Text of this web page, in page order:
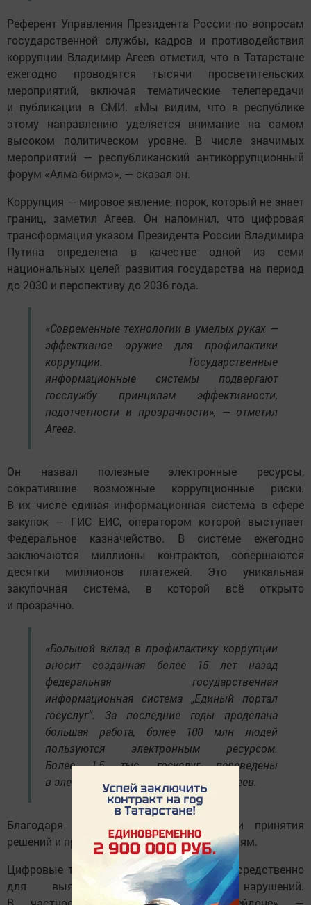
Референт Управления Президента России по вопросам
государственной службы, кадров и противодействия
коррупции Владимир Агеев отметил, что в Татарстане
ежегодно проводятся тысячи просветительских
мероприятий, включая тематические телепередачи
и публикации в СМИ. «Мы видим, что в республике
этому направлению уделяется внимание на самом
высоком политическом уровне. В числе значимых
мероприятий — республиканский антикоррупционный
форум «Алма-бирмэ», — сказал он.
Коррупция — мировое явление, порок, который не знает
границ, заметил Агеев. Он напомнил, что цифровая
трансформация указом Президента России Владимира
Путина определена в качестве одной из семи
национальных целей развития государства на период
до 2030 и перспективу до 2036 года.
«Современные технологии в умелых руках —
эффективное оружие для профилактики
коррупции. Государственные
информационные системы подвергают
госслужбу принципам эффективности,
подотчетности и прозрачности», — отметил
Агеев.
Он назвал полезные электронные ресурсы,
сократившие возможные коррупционные риски.
В их числе единая информационная система в сфере
закупок — ГИС ЕИС, оператором которой выступает
Федеральное казначейство. В системе ежегодно
заключаются миллионы контрактов, совершаются
десятки миллионов платежей. Это уникальная
закупочная система, в которой всё открыто
и прозрачно.
«Большой вклад в профилактику коррупции
вносит созданная более 15 лет назад
федеральная государственная
информационная система „Единый портал
госуслуг“. За последние годы проделана
большая работа, более 100 млн людей
пользуются электронным ресурсом.
Более 1,5 тыс. госуслуг переведены
в электронную форму», — сообщил Агеев.
Благодаря порталу сокращаются сроки принятия
решений и предоставления документов людям.
Цифровые технологии используются непосредственно
для выявления коррупционных нарушений.